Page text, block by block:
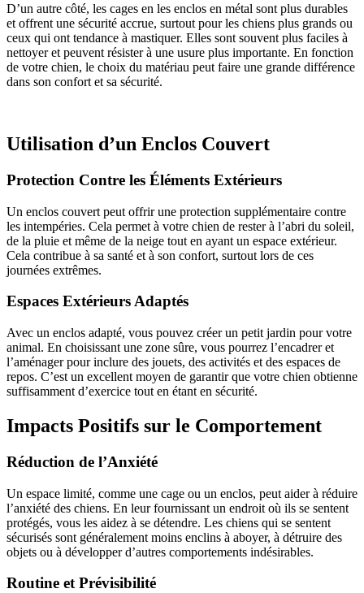
D’un autre côté, les cages en les enclos en métal sont plus durables
et offrent une sécurité accrue, surtout pour les chiens plus grands ou
ceux qui ont tendance à mastiquer. Elles sont souvent plus faciles à
nettoyer et peuvent résister à une usure plus importante. En fonction
de votre chien, le choix du matériau peut faire une grande différence
dans son confort et sa sécurité.
Utilisation d’un Enclos Couvert
Protection Contre les Éléments Extérieurs
Un enclos couvert peut offrir une protection supplémentaire contre
les intempéries. Cela permet à votre chien de rester à l’abri du soleil,
de la pluie et même de la neige tout en ayant un espace extérieur.
Cela contribue à sa santé et à son confort, surtout lors de ces
journées extrêmes.
Espaces Extérieurs Adaptés
Avec un enclos adapté, vous pouvez créer un petit jardin pour votre
animal. En choisissant une zone sûre, vous pourrez l’encadrer et
l’aménager pour inclure des jouets, des activités et des espaces de
repos. C’est un excellent moyen de garantir que votre chien obtienne
suffisamment d’exercice tout en étant en sécurité.
Impacts Positifs sur le Comportement
Réduction de l’Anxiété
Un espace limité, comme une cage ou un enclos, peut aider à réduire
l’anxiété des chiens. En leur fournissant un endroit où ils se sentent
protégés, vous les aidez à se détendre. Les chiens qui se sentent
sécurisés sont généralement moins enclins à aboyer, à détruire des
objets ou à développer d’autres comportements indésirables.
Routine et Prévisibilité